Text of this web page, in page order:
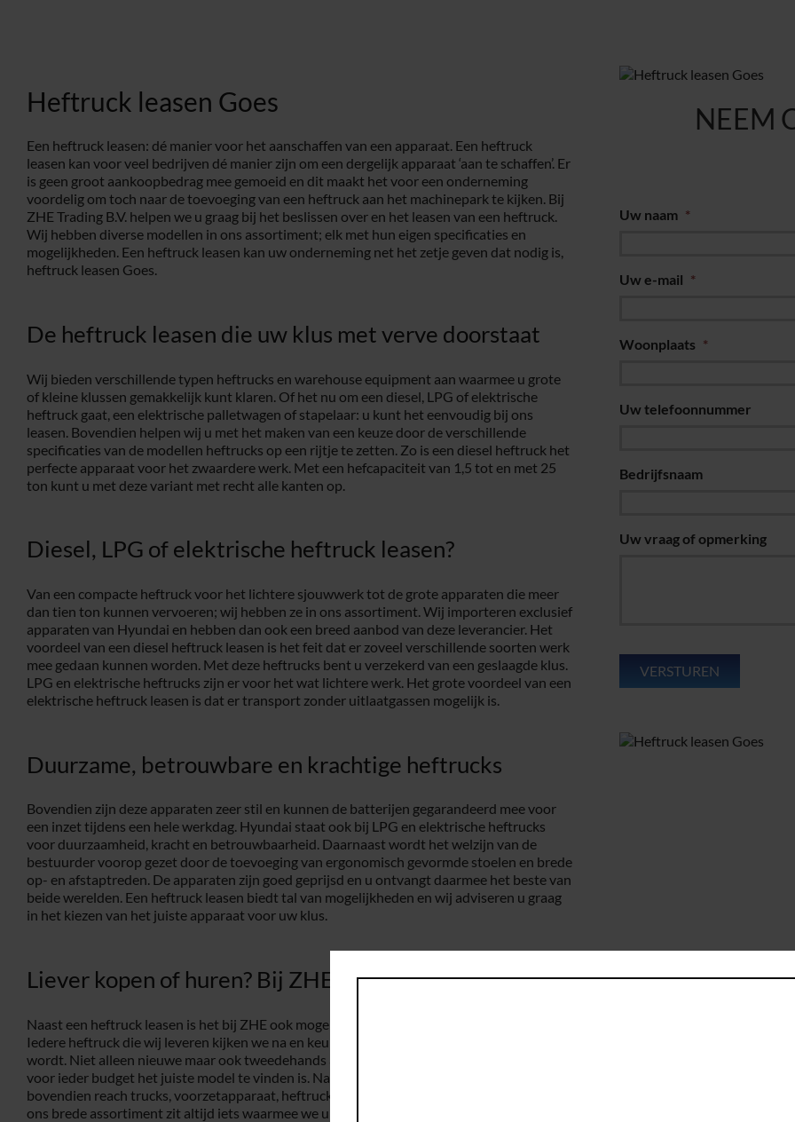
Heftruck leasen Goes
Een heftruck leasen: dé manier voor het aanschaffen van een apparaat. Een heftruck
leasen kan voor veel bedrijven dé manier zijn om een dergelijk apparaat ‘aan te schaffen’. Er
is geen groot aankoopbedrag mee gemoeid en dit maakt het voor een onderneming
voordelig om toch naar de toevoeging van een heftruck aan het machinepark te kijken. Bij
ZHE Trading B.V. helpen we u graag bij het beslissen over en het leasen van een heftruck.
Wij hebben diverse modellen in ons assortiment; elk met hun eigen specificaties en
mogelijkheden. Een heftruck leasen kan uw onderneming net het zetje geven dat nodig is,
heftruck leasen Goes.
De heftruck leasen die uw klus met verve doorstaat
Wij bieden verschillende typen heftrucks en warehouse equipment aan waarmee u grote
of kleine klussen gemakkelijk kunt klaren. Of het nu om een diesel, LPG of elektrische
heftruck gaat, een elektrische palletwagen of stapelaar: u kunt het eenvoudig bij ons
leasen. Bovendien helpen wij u met het maken van een keuze door de verschillende
specificaties van de modellen heftrucks op een rijtje te zetten. Zo is een diesel heftruck het
perfecte apparaat voor het zwaardere werk. Met een hefcapaciteit van 1,5 tot en met 25
ton kunt u met deze variant met recht alle kanten op.
Diesel, LPG of elektrische heftruck leasen?
Van een compacte heftruck voor het lichtere sjouwwerk tot de grote apparaten die meer
dan tien ton kunnen vervoeren; wij hebben ze in ons assortiment. Wij importeren exclusief
apparaten van Hyundai en hebben dan ook een breed aanbod van deze leverancier. Het
voordeel van een diesel heftruck leasen is het feit dat er zoveel verschillende soorten werk
mee gedaan kunnen worden. Met deze heftrucks bent u verzekerd van een geslaagde klus.
LPG en elektrische heftrucks zijn er voor het wat lichtere werk. Het grote voordeel van een
elektrische heftruck leasen is dat er transport zonder uitlaatgassen mogelijk is.
Duurzame, betrouwbare en krachtige heftrucks
Bovendien zijn deze apparaten zeer stil en kunnen de batterijen gegarandeerd mee voor
een inzet tijdens een hele werkdag. Hyundai staat ook bij LPG en elektrische heftrucks
voor duurzaamheid, kracht en betrouwbaarheid. Daarnaast wordt het welzijn van de
bestuurder voorop gezet door de toevoeging van ergonomisch gevormde stoelen en brede
op- en afstaptreden. De apparaten zijn goed geprijsd en u ontvangt daarmee het beste van
beide werelden. Een heftruck leasen biedt tal van mogelijkheden en wij adviseren u graag
in het kiezen van het juiste apparaat voor uw klus.
Liever kopen of huren? Bij ZHE is het geen probleem
Naast een heftruck leasen is het bij ZHE ook mogelijk om apparaten te kopen of te huren.
Iedere heftruck die wij leveren kijken we na en keuren we goed voordat deze verscheept
wordt. Niet alleen nieuwe maar ook tweedehands apparatuur is bij ons verkrijgbaar, zodat
voor ieder budget het juiste model te vinden is. Naast een heftruck leasen leveren wij
bovendien reach trucks, voorzetapparaat, heftruck onderdelen en andere producten. In
ons brede assortiment zit altijd iets waarmee we u van dienst kunnen zijn.
NEEM
Uw naam *
Uw e-mail *
Woonplaats *
Uw telefoonnummer
Bedrijfsnaam
Uw vraag of opmerking